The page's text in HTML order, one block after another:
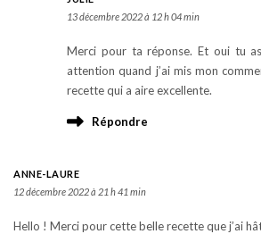
13 décembre 2022 à 12 h 04 min
Merci pour ta réponse. Et oui tu
attention quand j’ai mis mon
recette qui a aire excellente.
Répondre
ANNE-LAURE
12 décembre 2022 à 21 h 41 min
Hello ! Merci pour cette belle recette que j’ai